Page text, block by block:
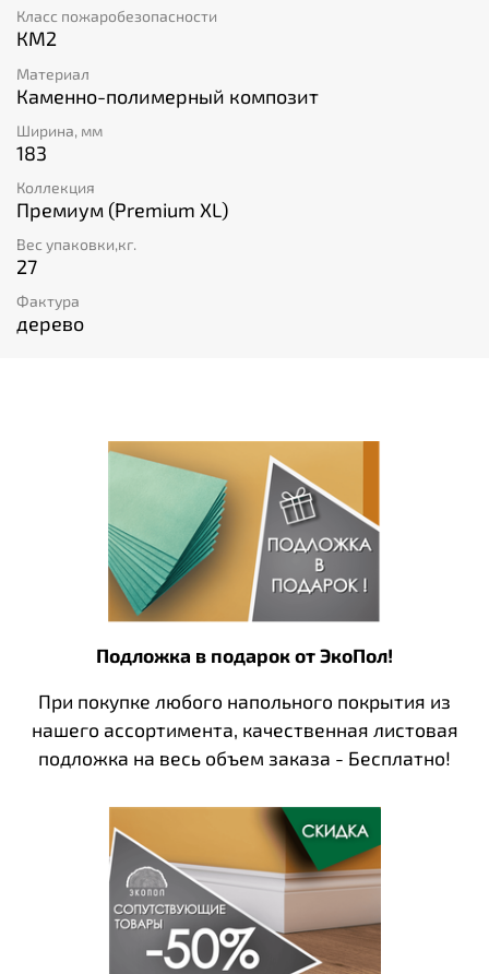
Класс пожаробезопасности
КМ2
Материал
Каменно-полимерный композит
Ширина, мм
183
Коллекция
Премиум (Premium XL)
Вес упаковки,кг.
27
Фактура
дерево
Подложка в подарок от ЭкоПол!
При покупке любого напольного покрытия из
нашего ассортимента, качественная листовая
подложка на весь объем заказа - Бесплатно!